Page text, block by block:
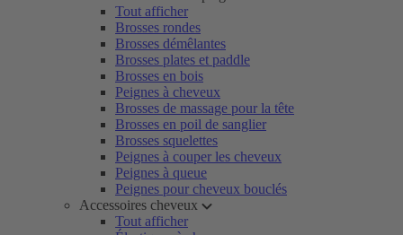
Tout afficher
Brosses rondes
Brosses démêlantes
Brosses plates et paddle
Brosses en bois
Peignes à cheveux
Brosses de massage pour la tête
Brosses en poil de sanglier
Brosses squelettes
Peignes à couper les cheveux
Peignes à queue
Peignes pour cheveux bouclés
Accessoires cheveux
Tout afficher